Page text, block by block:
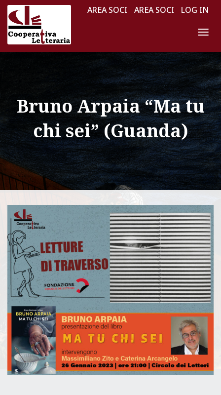
AREA SOCI AREA SOCI LOG IN
A
V
I
G
A
Z
I
O
N
E
T
O
G
L
E
Bruno Arpaia “Ma tu
chi sei” (Guanda)